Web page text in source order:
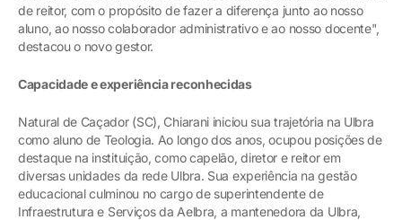
de reitor, com o propósito de fazer a diferença junto ao nosso
aluno, ao nosso colaborador administrativo e ao nosso docente",
destacou o novo gestor.
Capacidade e experiência reconhecidas
Natural de Caçador (SC), Chiarani iniciou sua trajetória na Ulbra
como aluno de Teologia. Ao longo dos anos, ocupou posições de
destaque na instituição, como capelão, diretor e reitor em
diversas unidades da rede Ulbra. Sua experiência na gestão
educacional culminou no cargo de superintendente de
Infraestrutura e Serviços da Aelbra, a mantenedora da Ulbra,